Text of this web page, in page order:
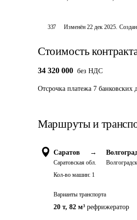
337 Изменён22 дек 2025. Создан
Стоимость
34 320 000 без НДС
Отсрочка платежа 7 банковских
Маршруты и
Саратов →
Саратовская обл.
Кол-во машин: 1
Варианты транспорта
20 т, 82 м³ рефрижератор